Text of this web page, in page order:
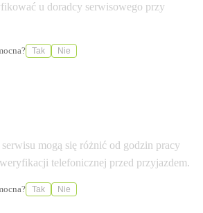
u doradcy serwisowego przy
Tak Nie
mogą się różnić od godzin pracy
telefonicznej przed przyjazdem.
Tak Nie